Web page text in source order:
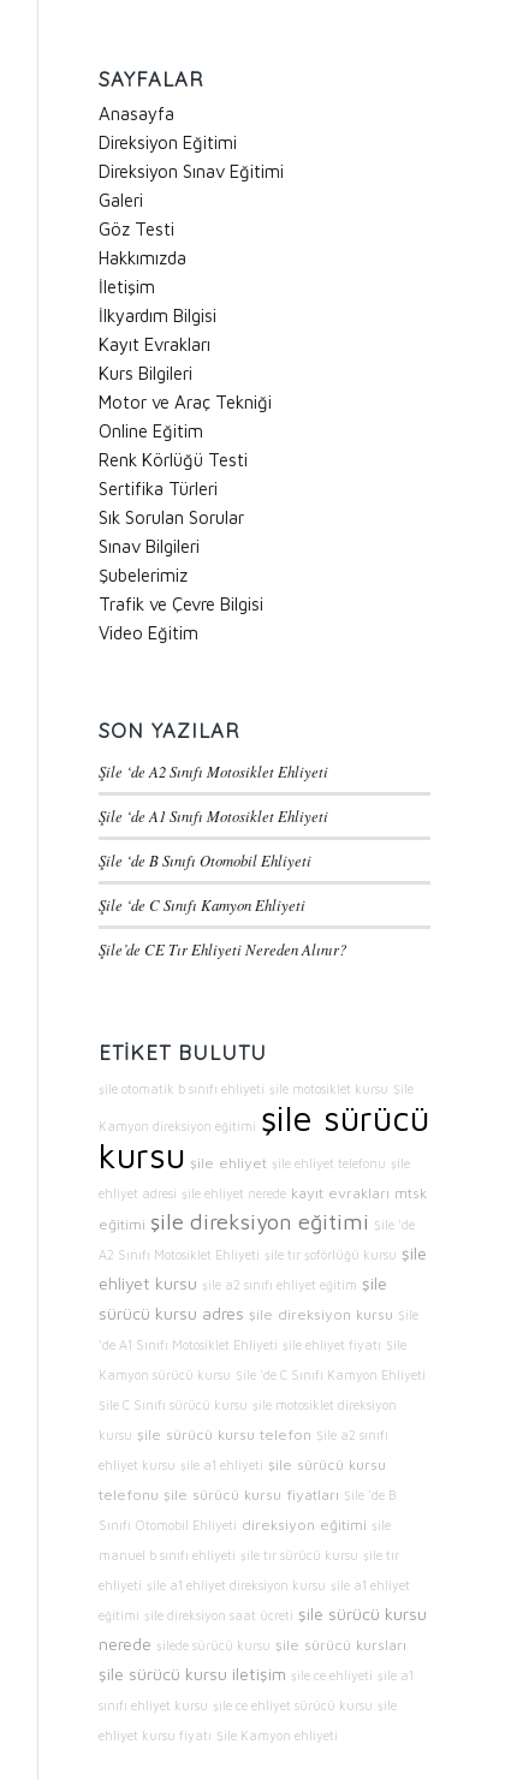
SAYFALAR
Anasayfa
Direksiyon Eğitimi
Direksiyon Sınav Eğitimi
Galeri
Göz Testi
Hakkımızda
İletişim
İlkyardım Bilgisi
Kayıt Evrakları
Kurs Bilgileri
Motor ve Araç Tekniği
Online Eğitim
Renk Körlüğü Testi
Sertifika Türleri
Sık Sorulan Sorular
Sınav Bilgileri
Şubelerimiz
Trafik ve Çevre Bilgisi
Video Eğitim
SON YAZILAR
Şile ‘de A2 Sınıfı Motosiklet Ehliyeti
Şile ‘de A1 Sınıfı Motosiklet Ehliyeti
Şile ‘de B Sınıfı Otomobil Ehliyeti
Şile ‘de C Sınıfı Kamyon Ehliyeti
Şile’de CE Tır Ehliyeti Nereden Alınır?
ETIKET BULUTU
şile otomatik b sınıfı ehliyeti şile motosiklet kursu Şile
Kamyon direksiyon eğitimi şile sürücü
kursu şile ehliyet şile ehliyet telefonu şile
ehliyet adresi şile ehliyet nerede kayıt evrakları mtsk
eğitimi şile direksiyon eğitimi Şile ‘de
A2 Sınıfı Motosiklet Ehliyeti şile tır şoförlüğü kursu şile
ehliyet kursu şile a2 sınıfı ehliyet eğitim şile
sürücü kursu adres şile direksiyon kursu Şile
‘de A1 Sınıfı Motosiklet Ehliyeti şile ehliyet fiyatı Şile
Kamyon sürücü kursu Şile 'de C Sınıfı Kamyon Ehliyeti
Şile C Sınıfı sürücü kursu şile motosiklet direksiyon
kursu şile sürücü kursu telefon Şile a2 sınıfı
ehliyet kursu şile a1 ehliyeti şile sürücü kursu
telefonu şile sürücü kursu fiyatları Şile 'de B
Sınıfı Otomobil Ehliyeti direksiyon eğitimi şile
manuel b sınıfı ehliyeti şile tır sürücü kursu şile tır
ehliyeti şile a1 ehliyet direksiyon kursu şile a1 ehliyet
eğitimi şile direksiyon saat ücreti şile sürücü kursu
nerede şilede sürücü kursu şile sürücü kursları
şile sürücü kursu iletişim şile ce ehliyeti şile a1
sınıfı ehliyet kursu şile ce ehliyet sürücü kursu şile
ehliyet kursu fiyatı Şile Kamyon ehliyeti